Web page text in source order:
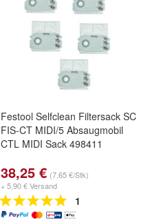
Festool Selfclean Filtersack SC
FIS-CT MIDI/5 Absaugmobil
CTL MIDI Sack 498411
38,25 € (7,65 €/Stk)
+ 5,90 € Versand
1